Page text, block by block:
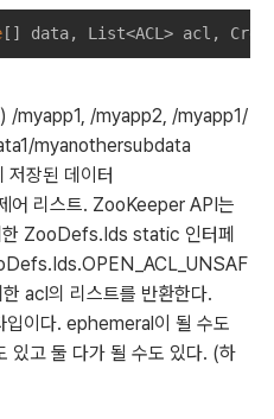
[] data, List<ACL > acl ,
/myapp1, /myapp2, /myapp1/
myanothersubdata
장된 데이터
어 리스트. ZooKeeper API는
한 ZooDefs.Ids static 인터페
acl의 리스트를 반환한다.
이다. ephemeral이 될 수도
있고 둘 다가 될 수도 있다. (하